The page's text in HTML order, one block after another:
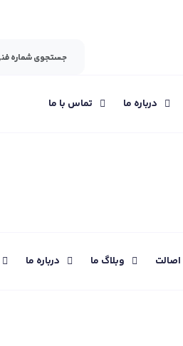
درباره ما تماس با ما
وبلاگ ما درباره ما